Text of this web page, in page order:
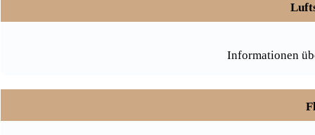
Informationen